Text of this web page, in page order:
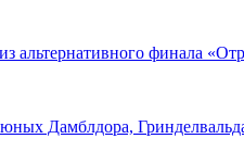
альтернативного финала
Дамблдора,